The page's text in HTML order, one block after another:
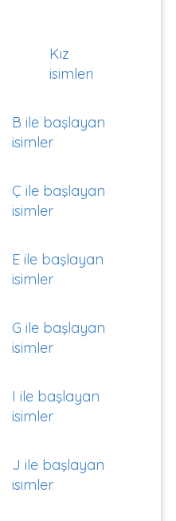
Kız
isimleri
B ile başlayan
isimler
Ç ile başlayan
isimler
E ile başlayan
isimler
G ile başlayan
isimler
I ile başlayan
isimler
J ile başlayan
isimler